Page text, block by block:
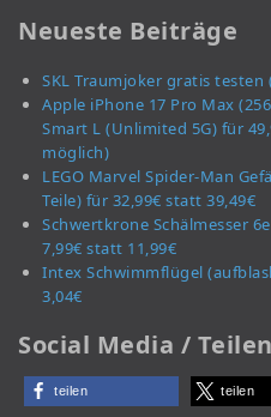
Neueste Beiträge
SKL Traumjoker gratis testen
Apple iPhone 17 Pro Max
Smart L (Unlimited 5G) für
möglich)
LEGO Marvel Spider-Man
Teile) für 32,99€ statt 39,49€
Schwertkrone Schälmesser
7,99€ statt 11,99€
Intex Schwimmflügel
3,04€
Social Media / Teilen
teilen teilen